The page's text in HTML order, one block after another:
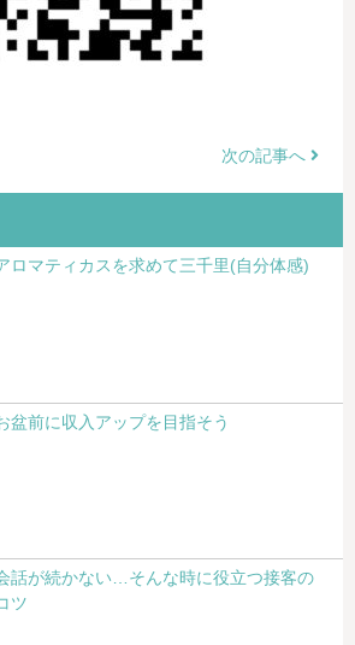
次の記事へ
ロマティカスを求めて三千里(自分体感)
盆前に収入アップを目指そう
話が続かない…そんな時に役立つ接客の
ツ